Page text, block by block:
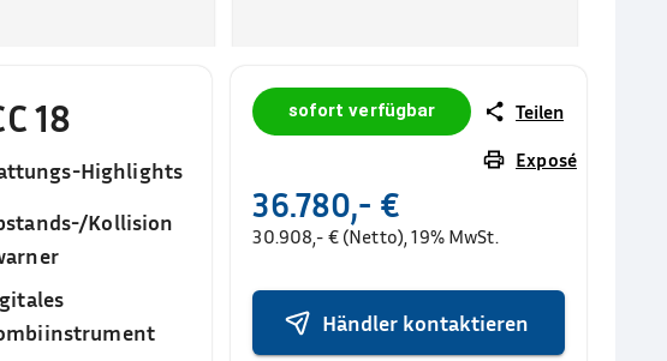
18
Highlights
Kollision
sofort verfügbar
Teilen
Exposé
36.780,- €
30.908,- € (Netto), 19% MwSt.
Händler kontaktieren